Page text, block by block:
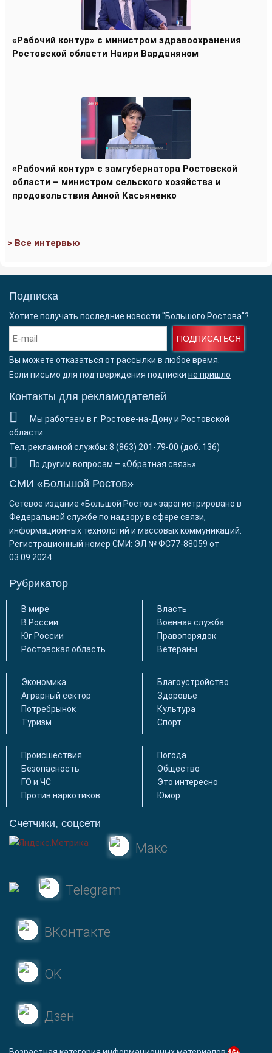
«Рабочий контур» с министром здравоохранения
Ростовской области Наири Варданяном
«Рабочий контур» с замгубернатора Ростовской
области – министром сельского хозяйства и
продовольствия Анной Касьяненко
> Все интервью
Подписка
Хотите получать последние новости "Большого Ростова"?
ПОДПИСАТЬСЯ
Вы можете отказаться от рассылки в любое время.
Если письмо для подтверждения подписки не пришло
Контакты для рекламодателей
Мы работаем в г. Ростове-на-Дону и Ростовской
области
Тел. рекламной службы: 8 (863) 201-79-00 (доб. 136)
По другим вопросам – «Обратная связь»
СМИ «Большой Ростов»
Сетевое издание «Большой Ростов» зарегистрировано в
Федеральной службе по надзору в сфере связи,
информационных технологий и массовых коммуникаций.
Регистрационный номер СМИ: ЭЛ № ФС77-88059 от
03.09.2024
Рубрикатор
В мире
В России
Юг России
Ростовская область
Власть
Военная служба
Правопорядок
Ветераны
Экономика
Аграрный сектор
Потребрынок
Туризм
Благоустройство
Здоровье
Культура
Спорт
Происшествия
Безопасность
ГО и ЧС
Против наркотиков
Погода
Общество
Это интересно
Юмор
Счетчики, соцсети
Макс
Telegram
ВКонтакте
OK
Дзен